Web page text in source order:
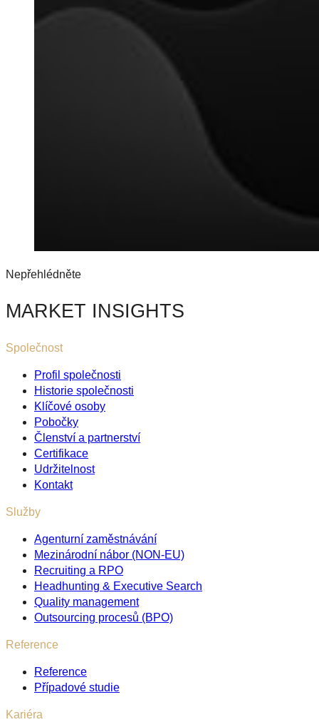
Nepřehlédněte
MARKET INSIGHTS
Společnost
Profil společnosti
Historie společnosti
Klíčové osoby
Pobočky
Členství a partnerství
Certifikace
Udržitelnost
Kontakt
Služby
Agenturní zaměstnávání
Mezinárodní nábor (NON-EU)
Recruiting a RPO
Headhunting & Executive Search
Quality management
Outsourcing procesů (BPO)
Reference
Reference
Případové studie
Kariéra